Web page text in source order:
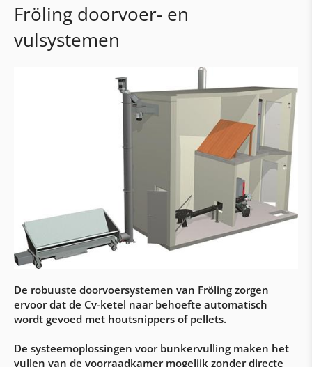
Houtsnipperketel
Verwarmingscontainer
Premies & subsidies
Woning- en onderstations
Regeling & visualisatie aqo360°
Woningstations
Gebouwautomatisering & elektrische
werkzaamheden
Automatisering met Siemens & Loytec
Bouw van schakelkasten
Elektrische werkzaamheden & bekabeling
Klantenservice
Fröling doorvoer- en
vulsystemen
De robuuste doorvoersystemen van Fröling zorgen
ervoor dat de Cv-ketel naar behoefte automatisch
wordt gevoed met houtsnippers of pellets.
De systeemoplossingen voor bunkervulling maken het
vullen van de voorraadkamer mogelijk zonder directe